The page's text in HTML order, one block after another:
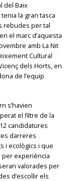
del Baix
la gran tasca
rebudes per tal
el marc d’aquesta
amb La Nit
Cultural
dels Horts, en
de l’equip
s’havien
el filtre de la
candidatures
darreres
i ecològics i que
experiència
valorades per
d’escollir els